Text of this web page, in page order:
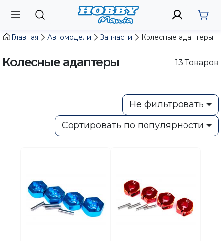
Главная Автомодели Запчасти Колесные адаптеры
Колесные адаптеры 13 Товаров
Не фильтровать
Сортировать по популярности